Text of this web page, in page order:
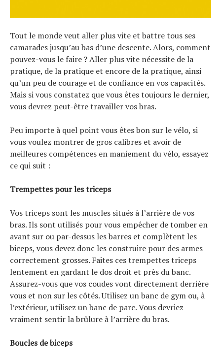
Tout le monde veut aller plus vite et battre tous ses
camarades jusqu’au bas d’une descente. Alors, comment
pouvez-vous le faire ? Aller plus vite nécessite de la
pratique, de la pratique et encore de la pratique, ainsi
qu’un peu de courage et de confiance en vos capacités.
Mais si vous constatez que vous êtes toujours le dernier,
vous devrez peut-être travailler vos bras.
Peu importe à quel point vous êtes bon sur le vélo, si
vous voulez montrer de gros calibres et avoir de
meilleures compétences en maniement du vélo, essayez
ce qui suit :
Trempettes pour les triceps
Vos triceps sont les muscles situés à l’arrière de vos
bras. Ils sont utilisés pour vous empêcher de tomber en
avant sur ou par-dessus les barres et complètent les
biceps, vous devez donc les construire pour des armes
correctement grosses. Faites ces trempettes triceps
lentement en gardant le dos droit et près du banc.
Assurez-vous que vos coudes vont directement derrière
vous et non sur les côtés. Utilisez un banc de gym ou, à
l’extérieur, utilisez un banc de parc. Vous devriez
vraiment sentir la brûlure à l’arrière du bras.
Boucles de biceps